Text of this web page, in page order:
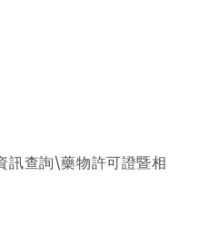
查詢\藥物許可證暨相